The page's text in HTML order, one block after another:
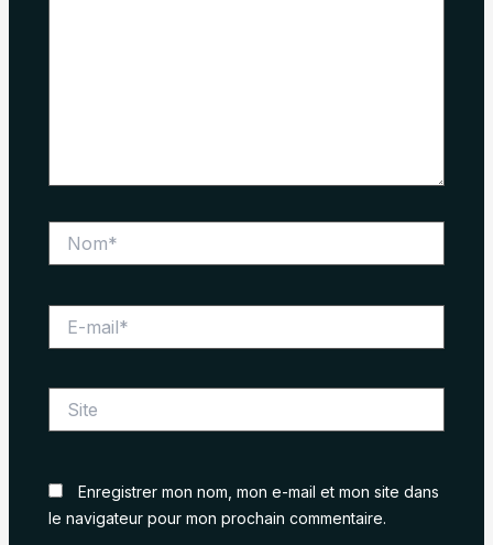
mail*
Enregistrer mon nom, mon e-mail et mon site dans
le navigateur pour mon prochain commentaire.